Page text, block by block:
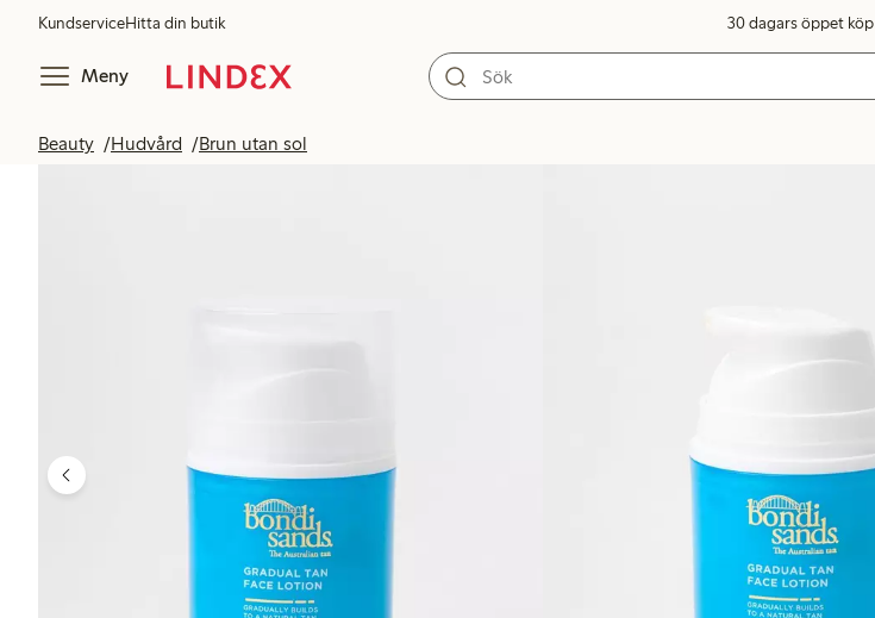
KundserviceHitta din butik 30 dagars öppet köp
Meny
Beauty Hudvård Brun utan sol